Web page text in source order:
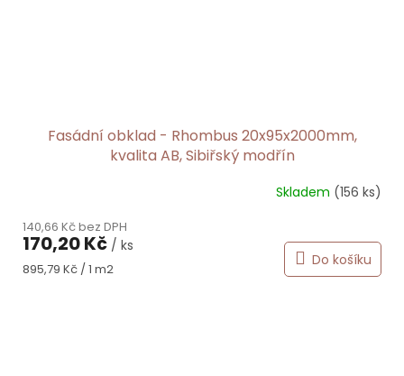
Fasádní obklad - Rhombus 20x95x2000mm,
kvalita AB, Sibiřský modřín
Skladem (156 ks)
140,66 Kč bez DPH
170,20 Kč / ks
Měrná
895,79 Kč / 1 m2 Do košíku